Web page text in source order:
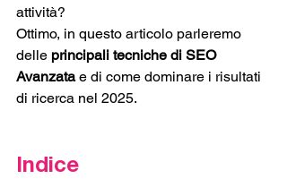
attività?
Ottimo, in questo articolo parleremo
delle principali tecniche di SEO
Avanzata e di come dominare i risultati
di ricerca nel 2025.
Indice